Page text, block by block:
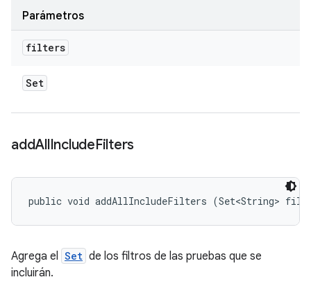
Parámetros
filters
Set
addAllIncludeFilters
public void addAllIncludeFilters (Set<String>
Agrega el Set de los filtros de las pruebas que se
incluirán.